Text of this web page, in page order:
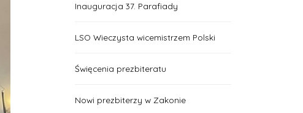
Inauguracja 37. Parafiady
LSO Wieczysta wicemistrzem Polski
Święcenia prezbiteratu
Nowi prezbiterzy w Zakonie